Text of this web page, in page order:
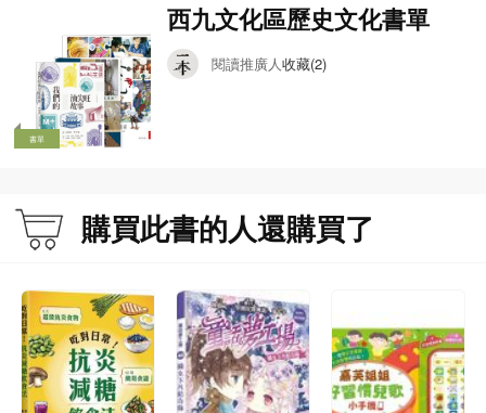
書單
西九文化區歷史文化書單
閱讀推廣人收藏(2)
購買此書的人還購買了